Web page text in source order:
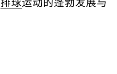
排球运动的蓬勃发展与